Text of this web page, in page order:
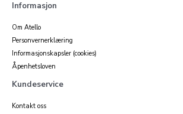
Informasjon
Om Atello
Personvernerklæring
Informasjonskapsler (cookies)
Åpenhetsloven
Kundeservice
Kontakt oss